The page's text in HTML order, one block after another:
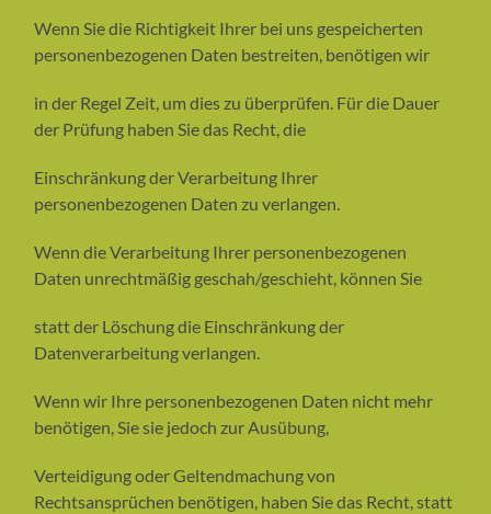
Wenn Sie die Richtigkeit Ihrer bei uns gespeicherten
personenbezogenen Daten bestreiten, benötigen wir
in der Regel Zeit, um dies zu überprüfen. Für die Dauer
der Prüfung haben Sie das Recht, die
Einschränkung der Verarbeitung Ihrer
personenbezogenen Daten zu verlangen.
Wenn die Verarbeitung Ihrer personenbezogenen
Daten unrechtmäßig geschah/geschieht, können Sie
statt der Löschung die Einschränkung der
Datenverarbeitung verlangen.
Wenn wir Ihre personenbezogenen Daten nicht mehr
benötigen, Sie sie jedoch zur Ausübung,
Verteidigung oder Geltendmachung von
Rechtsansprüchen benötigen, haben Sie das Recht, statt